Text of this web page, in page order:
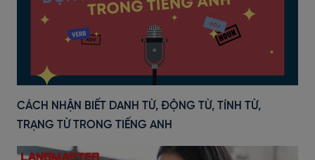
CÁCH NHẬN BIẾT DANH TỪ, ĐỘNG TỪ, TÍNH TỪ,
TRẠNG TỪ TRONG TIẾNG ANH